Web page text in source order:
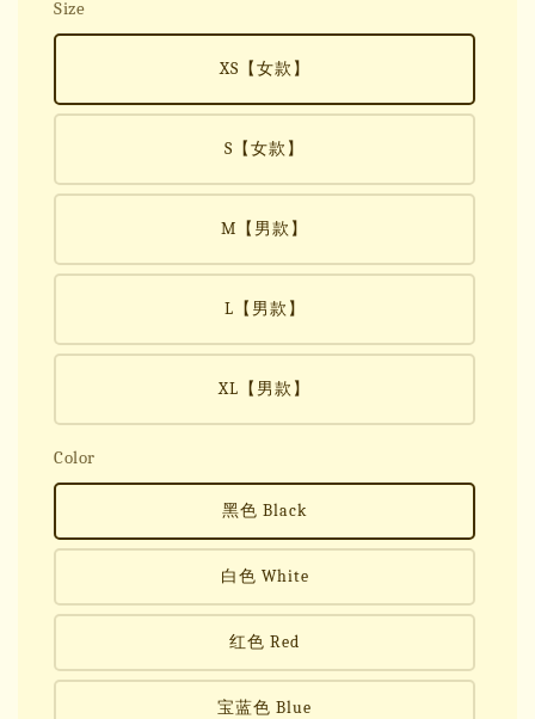
Size
XS【女款】
S【女款】
M【男款】
L【男款】
XL【男款】
Color
黑色 Black
白色 White
红色 Red
宝蓝色 Blue